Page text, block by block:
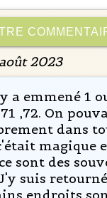
2023
a emmené 1
,72. On
dans
magique
sont des
suis